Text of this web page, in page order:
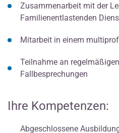
Zusammenarbeit mit der
Familienentlastenden
Mitarbeit in einem
Teilnahme an
Fallbesprechungen
Ihre Kompetenzen:
Abgeschlossene